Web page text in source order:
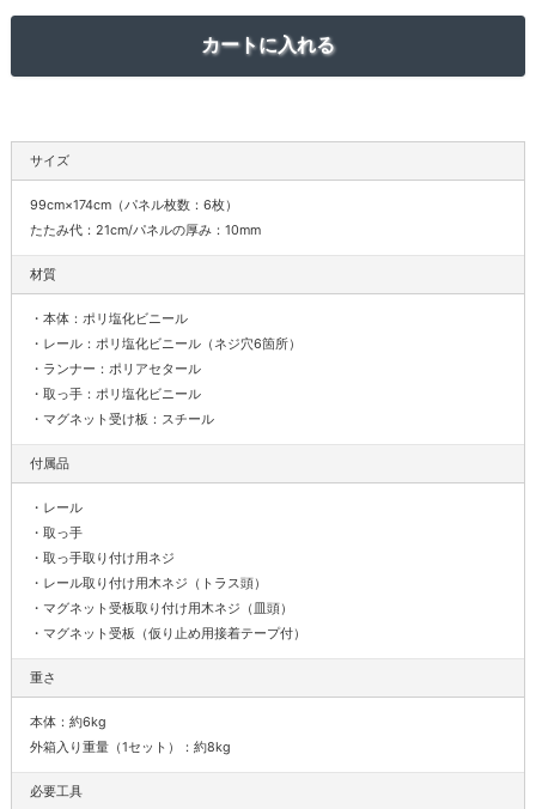
サイズ
99cm×174cm（パネル枚数：6枚）
たたみ代：21cm/パネルの厚み：10mm
材質
・本体：ポリ塩化ビニール
・レール：ポリ塩化ビニール（ネジ穴6箇所）
・ランナー：ポリアセタール
・取っ手：ポリ塩化ビニール
・マグネット受け板：スチール
付属品
・レール
・取っ手
・取っ手取り付け用ネジ
・レール取り付け用木ネジ（トラス頭）
・マグネット受板取り付け用木ネジ（皿頭）
・マグネット受板（仮り止め用接着テープ付）
重さ
本体：約6kg
外箱入り重量（1セット）：約8kg
必要工具